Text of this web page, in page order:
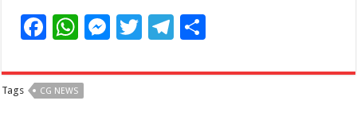
F
c
e
W
at
s
M
ss
T
itt
T
e ar
Tags CG NEWS